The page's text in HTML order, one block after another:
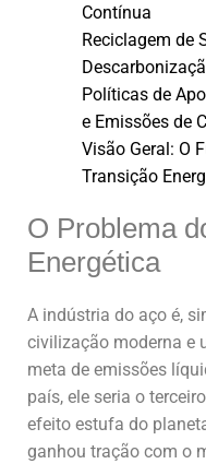
Contínua
Reciclagem de
Políticas de
e Emissões de
Visão Geral: O
Transição
O Problema
Energética
A indústria do aço é,
civilização moderna e
meta de emissões
país, ele seria o
efeito estufa do
ganhou tração com o